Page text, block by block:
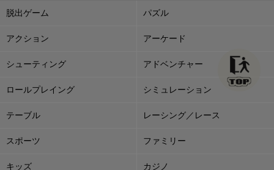
脱出ゲーム パズル
アクション アーケード
シューティング アドベンチャー
ロールプレイング シミュレーション
テーブル レーシング／レース
スポーツ ファミリー
キッズ カジノ